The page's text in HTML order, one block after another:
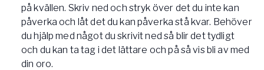
på kvällen. Skriv ned och stryk över det du inte kan
påverka och låt det du kan påverka stå kvar. Behöver
du hjälp med något du skrivit ned så blir det tydligt
och du kan ta tag i det lättare och på så vis bli av med
din oro.